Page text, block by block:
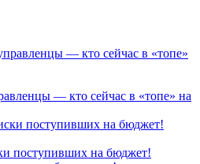
— кто сейчас в «топе» на
поступивших на бюджет!